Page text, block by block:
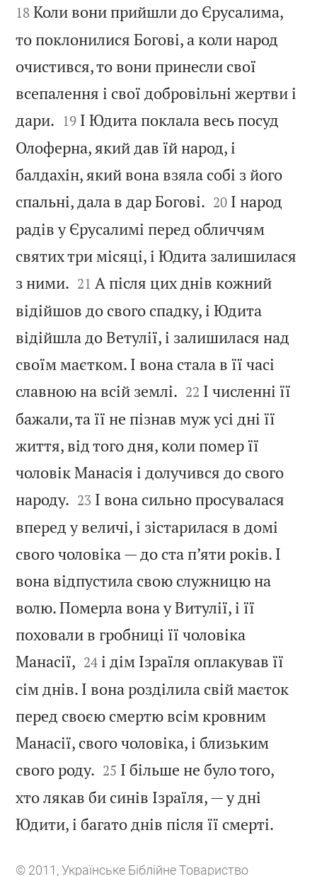
18 Коли вони прийшли до Єрусалима,
то поклонилися Богові, а коли народ
очистився, то вони принесли свої
всепалення і свої добровільні жертви і
дари. 

19 І Юдита поклала весь посуд
Олоферна, який дав їй народ, і
балдахін, який вона взяла собі з його
спальні, дала в дар Богові. 

20 І народ
радів у Єрусалимі перед обличчям
святих три місяці, і Юдита залишилася
з ними. 

21 А після цих днів кожний
відійшов до свого спадку, і Юдита
відійшла до Ветулії, і залишилася над
своїм маєтком. І вона стала в її часі
славною на всій землі. 

22 І численні її
бажали, та її не пізнав муж усі дні її
життя, від того дня, коли помер її
чоловік Манасія і долучився до свого
народу. 

23 І вона сильно просувалася
вперед у величі, і зістарилася в домі
свого чоловіка — до ста п’яти років. І
вона відпустила свою служницю на
волю. Померла вона у Витулії, і її
поховали в гробниці її чоловіка
Манасії, 

24 і дім Ізраїля оплакував її
сім днів. І вона розділила свій маєток
перед своєю смертю всім кровним
Манасії, свого чоловіка, і близьким
свого роду. 

25 І більше не було того,
хто лякав би синів Ізраїля, — у дні
Юдити, і багато днів після її смерті.
© 2011, Українське Біблійне Товариство